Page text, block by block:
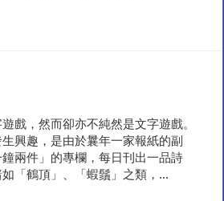
戲，然而卻亦不純然是文字遊戲。
興趣，是由於曩年一家報紙的副
兩件」的專欄，每日刊出一品詩
「鶴頂」、「蝦鬚」之類，...